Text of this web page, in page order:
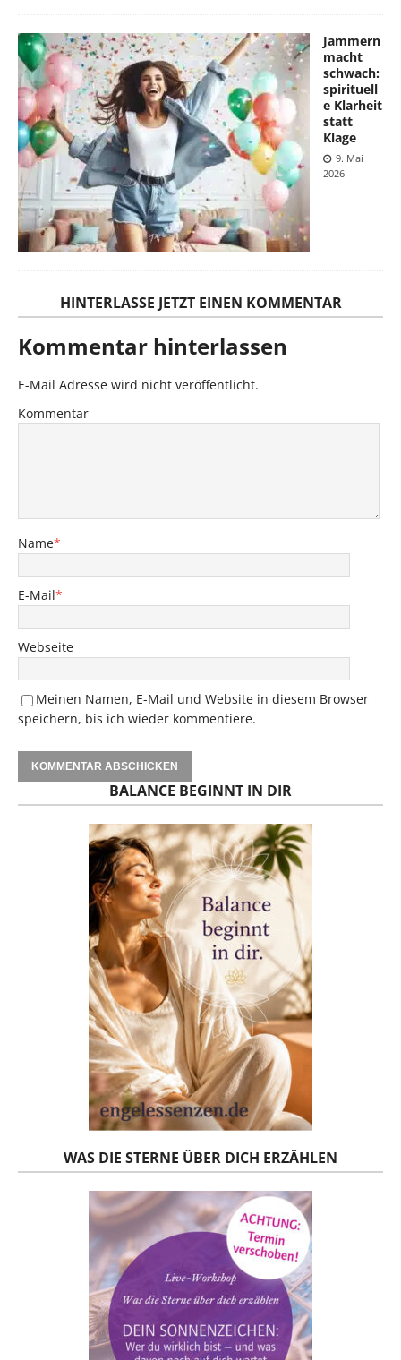
Jammern
macht
schwach:
spirituell
e Klarheit
statt
Klage
9. Mai
2026
HINTERLASSE JETZT EINEN KOMMENTAR
Kommentar hinterlassen
E-Mail Adresse wird nicht veröffentlicht.
Kommentar
Name*
E-Mail*
Webseite
Meinen Namen, E-Mail und Website in diesem Browser
speichern, bis ich wieder kommentiere.
BALANCE BEGINNT IN DIR
WAS DIE STERNE ÜBER DICH ERZÄHLEN